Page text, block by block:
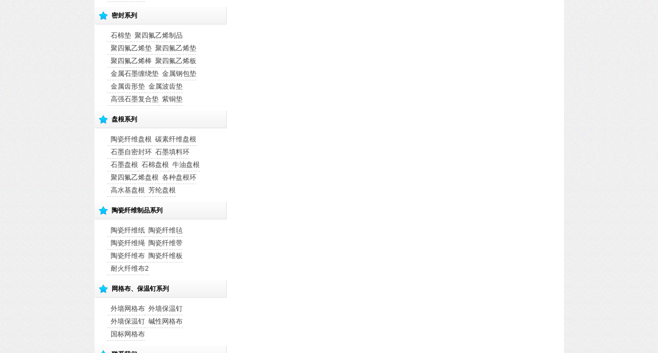
密封系列
石棉垫 聚四氟乙烯制品
聚四氟乙烯垫 聚四氟乙烯垫
聚四氟乙烯棒 聚四氟乙烯板
金属石墨缠绕垫 金属钢包垫
金属齿形垫 金属波齿垫
高强石墨复合垫 紫铜垫
盘根系列
陶瓷纤维盘根 碳素纤维盘根
石墨自密封环 石墨填料环
石墨盘根 石棉盘根 牛油盘根
聚四氟乙烯盘根 各种盘根环
高水基盘根 芳纶盘根
陶瓷纤维制品系列
陶瓷纤维纸 陶瓷纤维毡
陶瓷纤维绳
陶瓷纤维带
陶瓷纤维布 陶瓷纤维板
耐火纤维布2
网格布、保温钉系列
外墙网格布 外墙保温钉
外墙保温钉 碱性网格布
国标网格布